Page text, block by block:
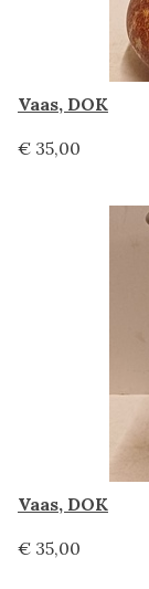
Vaas, DOK
€ 35,00
Vaas, DOK
€ 35,00